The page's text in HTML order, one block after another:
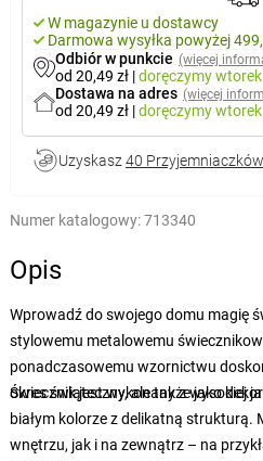
W magazynie u dostawcy
Darmowa wysyłka powyżej
Odbiór w punkcie (więcej
od 20,49 zł |doręczymy
Dostawa na adres (więcej
od 20,49 zł |doręczymy
Uzyskasz 40 Przyjemniaczków
Numer katalogowy:713340
Opis
Wprowadź do swojego domu magię
stylowemu metalowemu
ponadczasowemu wzornictwu
okres świąteczny, ale także jako
Świecznik jest wykonany z wysokiej
białym kolorze z delikatną strukturą.
wnętrzu, jak i na zewnątrz – na